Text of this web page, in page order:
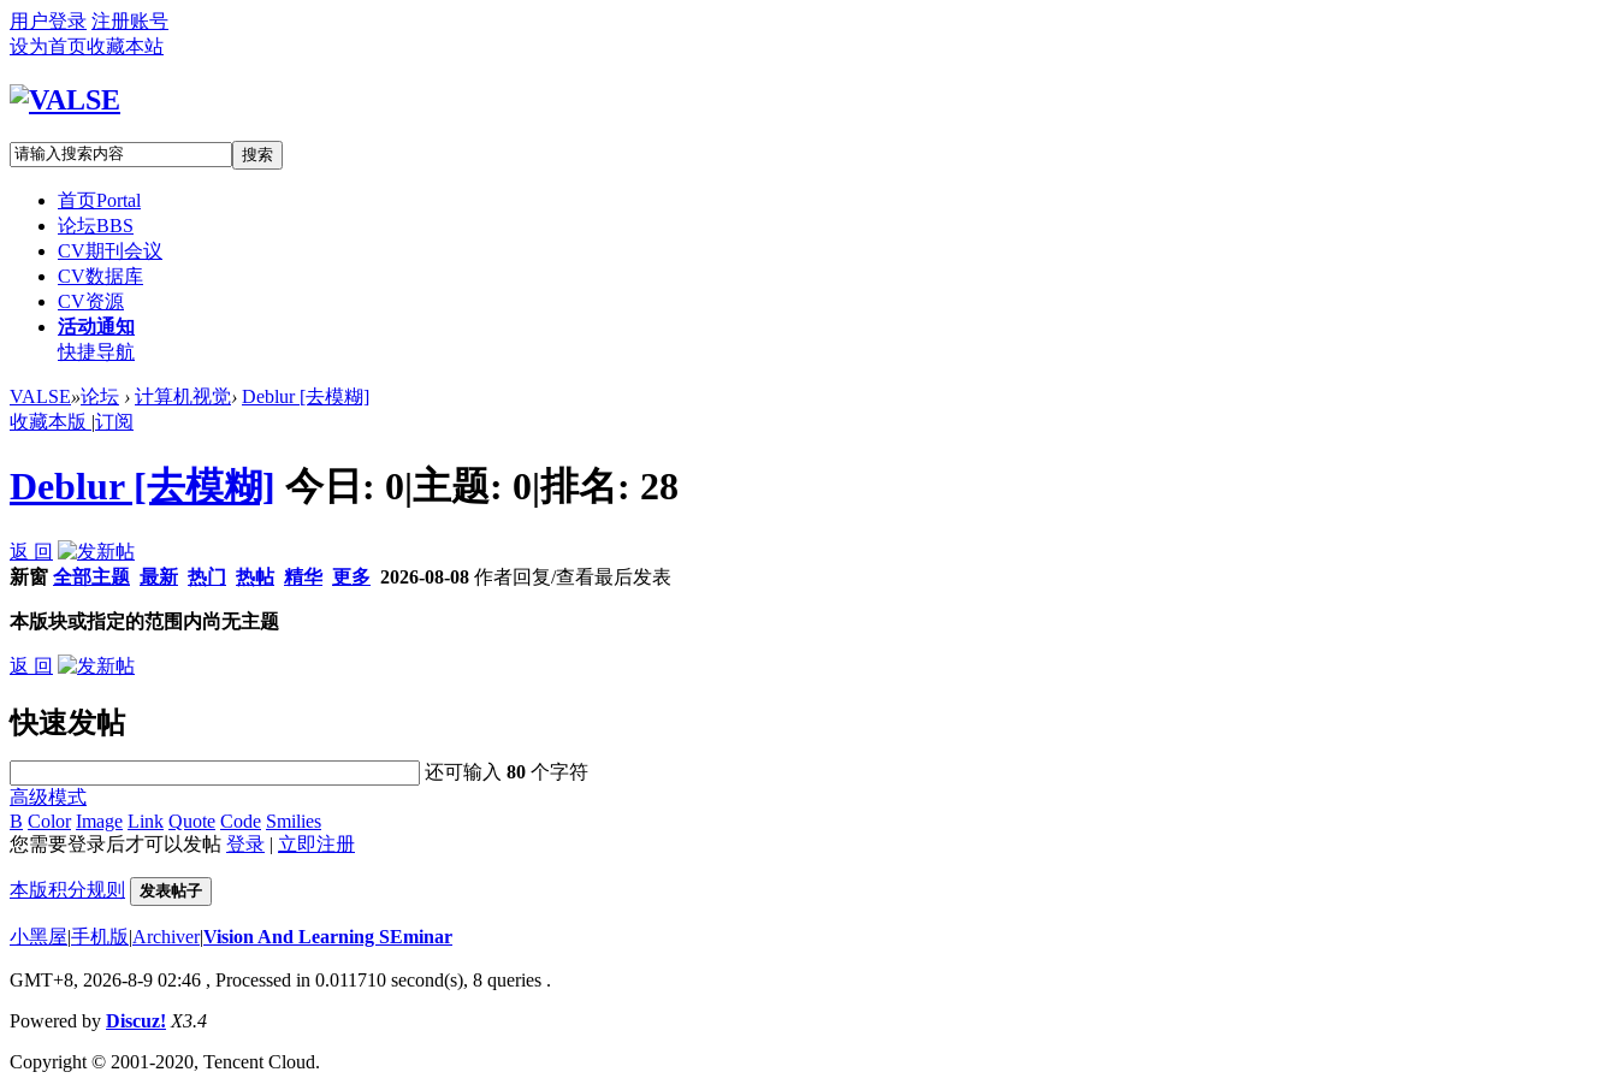
用户登录 注册账号
设为首页收藏本站
搜索
首页Portal
论坛BBS
CV期刊会议
CV数据库
CV资源
活动通知
快捷导航
VALSE»论坛 › 计算机视觉› Deblur [去模糊]
收藏本版 |订阅
Deblur [去模糊] 今日: 0|主题: 0|排名: 28
返 回
新窗 全部主题 最新 热门 热帖 精华 更多 2026-08-08 作者回复/查看最后发表
本版块或指定的范围内尚无主题
返 回
快速发帖
还可输入80 个字符
高级模式
B Color Image Link Quote Code Smilies
您需要登录后才可以发帖 登录 | 立即注册
本版积分规则 发表帖子
小黑屋|手机版|Archiver|Vision And Learning SEminar
GMT+8, 2026-8-9 02:46 , Processed in 0.011710 second(s), 8 queries .
Powered by Discuz! X3.4
Copyright © 2001-2020, Tencent Cloud.